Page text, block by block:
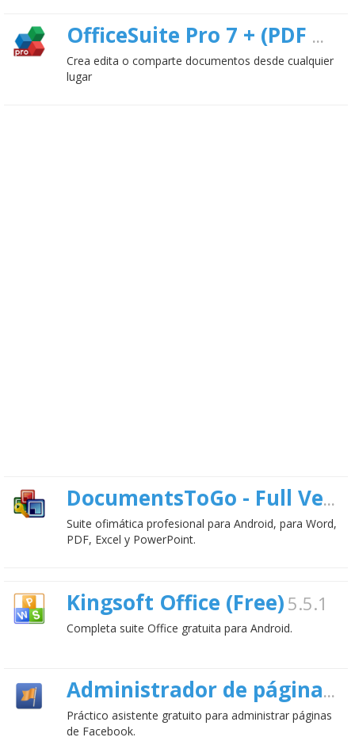
OfficeSuite Pro 7 + (PDF & HD)
Crea edita o comparte documentos desde cualquier
lugar
DocumentsToGo - Full Version
Suite ofimática profesional para Android, para Word,
PDF, Excel y PowerPoint.
Kingsoft Office (Free) 5.5.1
Completa suite Office gratuita para Android.
Administrador de páginas de Facebook
Práctico asistente gratuito para administrar páginas
de Facebook.